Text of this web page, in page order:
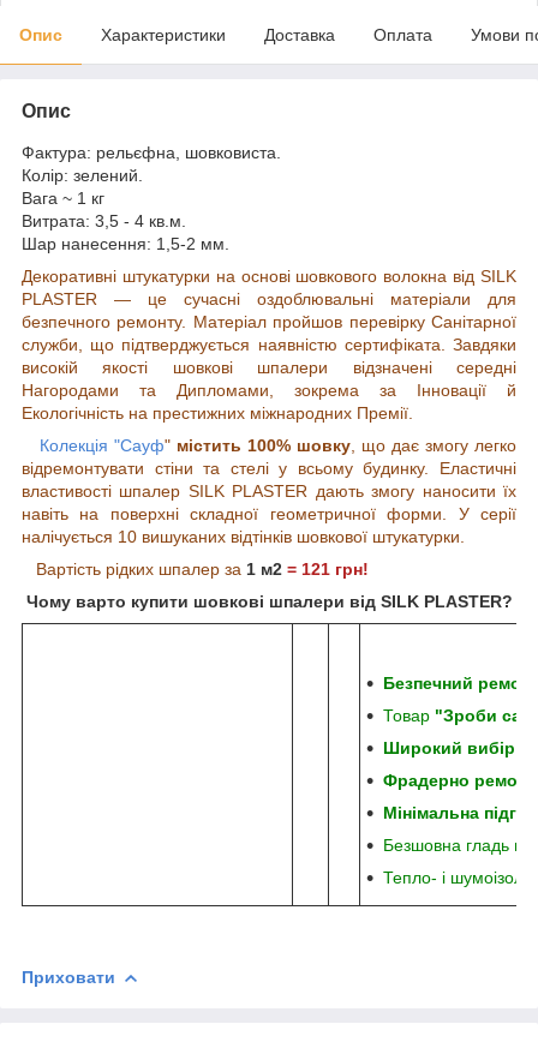
Опис Характеристики Доставка Оплата Умови
Опис
Фактура: рельєфна, шовковиста.
Колір: зелений.
Вага ~ 1 кг
Витрата: 3,5 - 4 кв.м.
Шар нанесення: 1,5-2 мм.
Декоративні штукатурки на основі шовкового волокна від SILK
PLASTER — це сучасні оздоблювальні матеріали для
безпечного ремонту. Матеріал пройшов перевірку Санітарної
служби, що підтверджується наявністю сертифіката. Завдяки
високій якості шовкові шпалери відзначені середні
Нагородами та Дипломами, зокрема за Інновації й
Екологічність на престижних міжнародних Премії.
Колекція "Сауф" містить 100% шовку , що дає змогу легко
відремонтувати стіни та стелі у всьому будинку. Еластичні
властивості шпалер SILK PLASTER дають змогу наносити їх
навіть на поверхні складної геометричної форми. У серії
налічується 10 вишуканих відтінків шовкової штукатурки.
Вартість рідких шпалер за 1 м2 = 121 грн!
Чому варто купити шовкові шпалери від SILK PLASTER?
Безпечний ремонт
Товар "Зроби
Широкий вибір
Фрадерно
Мінімальна
Безшовна гладь
Тепло- і
Приховати